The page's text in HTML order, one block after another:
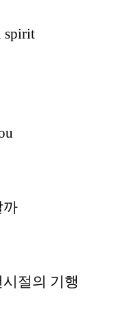
spirit
까
절의 기행